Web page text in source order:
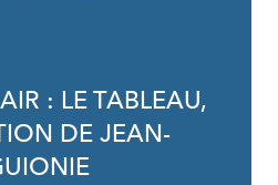
: LE TABLEAU,
DE JEAN-